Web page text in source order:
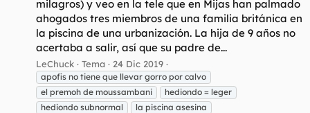
milagros) y veo en la tele que en Mijas han palmado
ahogados tres miembros de una familia británica en
la piscina de una urbanización. La hija de 9 años no
acertaba a salir, así que su padre de...
LeChuck Tema 24 Dic 2019
apofis no tiene que llevar gorro por calvo
el premoh de moussambani
hediondo = leger
hediondo subnormal
la piscina asesina